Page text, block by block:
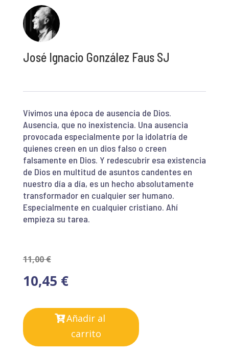
José Ignacio González Faus SJ
Vivimos una época de ausencia de Dios.
Ausencia, que no inexistencia. Una ausencia
provocada especialmente por la idolatría de
quienes creen en un dios falso o creen
falsamente en Dios. Y redescubrir esa existencia
de Dios en multitud de asuntos candentes en
nuestro día a día, es un hecho absolutamente
transformador en cualquier ser humano.
Especialmente en cualquier cristiano. Ahí
empieza su tarea.
11,00€
10,45 €
Añadir al
carrito